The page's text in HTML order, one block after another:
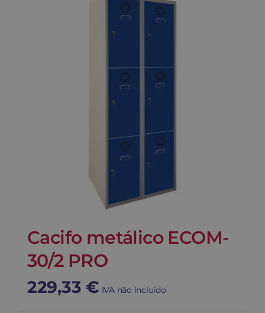
Cacifo metálico ECOM-
30/2 PRO
229,33 € IVA não incluído